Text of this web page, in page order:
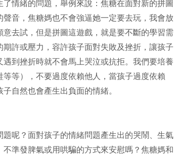
情緒的問題，舉例來說：焦糖在面對新的拼圖
音，焦糖媽也不會強逼她一定要去玩，我會放
去試，但是拼圖這遊戲，就是要不斷的學習需
許或壓力，容許孩子面對失敗及挫折，讓孩子
到挫折時就不會馬上哭泣或抗拒。我們要培養
等），不要過度依賴他人，當孩子過度依賴
自然也會產生出負面的情緒。
呢？面對孩子的情緒問題產生出的哭鬧、生氣
準發脾氣或用哄騙的方式來安慰嗎？焦糖媽和